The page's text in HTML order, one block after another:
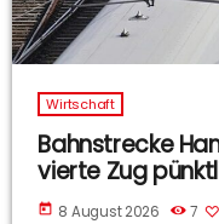
Wirtschaft
Bahnstrecke
vierte Zug
today 8 August 2026 7